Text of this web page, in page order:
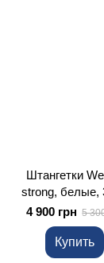
Штангетки
strong, белые,
4 900 грн 5
Купить